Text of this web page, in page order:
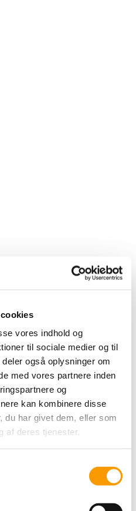
vores indhold og
til sociale medier og til
også oplysninger om
med vores partnere inden
og
kan kombinere disse
du har givet dem, eller som
af deres tjenester.